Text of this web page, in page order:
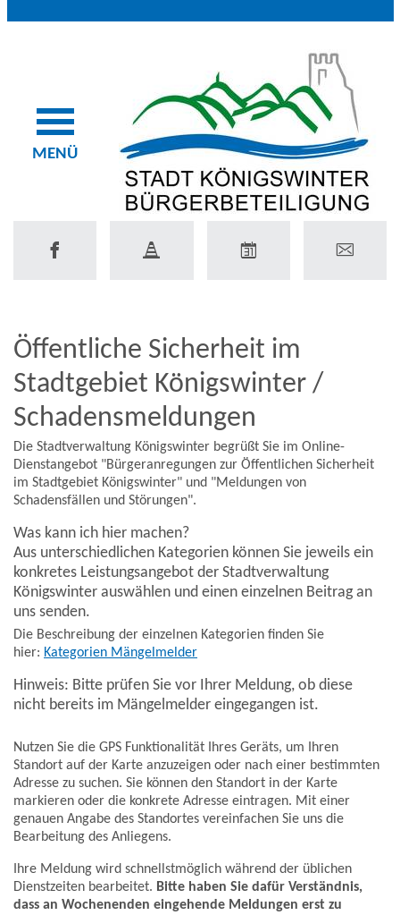
MENÜ
Öffentliche Sicherheit im
Stadtgebiet Königswinter /
Schadensmeldungen
Die Stadtverwaltung Königswinter begrüßt Sie im Online-
Dienstangebot "Bürgeranregungen zur Öffentlichen Sicherheit
im Stadtgebiet Königswinter" und "Meldungen von
Schadensfällen und Störungen".
Was kann ich hier machen?
Aus unterschiedlichen Kategorien können Sie jeweils ein
konkretes Leistungsangebot der Stadtverwaltung
Königswinter auswählen und einen einzelnen Beitrag an
uns senden.
Die Beschreibung der einzelnen Kategorien finden Sie
hier: Kategorien Mängelmelder
Hinweis: Bitte prüfen Sie vor Ihrer Meldung, ob diese
nicht bereits im Mängelmelder eingegangen ist.
Nutzen Sie die GPS Funktionalität Ihres Geräts, um Ihren
Standort auf der Karte anzuzeigen oder nach einer bestimmten
Adresse zu suchen. Sie können den Standort in der Karte
markieren oder die konkrete Adresse eintragen. Mit einer
genauen Angabe des Standortes vereinfachen Sie uns die
Bearbeitung des Anliegens.
Ihre Meldung wird schnellstmöglich während der üblichen
Dienstzeiten bearbeitet. Bitte haben Sie dafür Verständnis,
dass an Wochenenden eingehende Meldungen erst zu